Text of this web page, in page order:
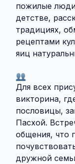
пожилые
детстве,
традициях,
рецептами
яиц
Для всех
викторина,
пословицы,
Пасхой.
общения, что
дружной